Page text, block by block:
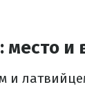
место и
и